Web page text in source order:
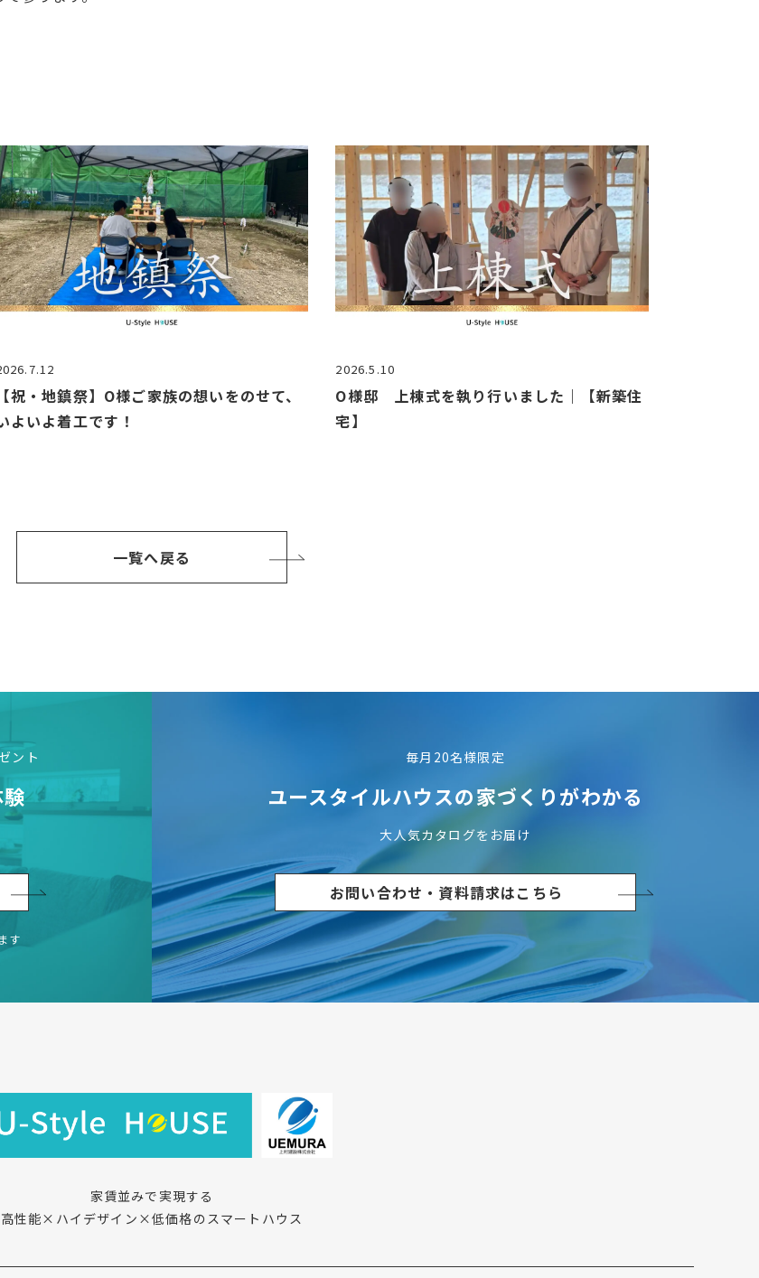
【祝・地鎮祭】O様ご家族の想いをのせて、
よいよ着工です！
2026.5.10
O様邸 上棟式を執り行いました｜【新築住
宅】
一覧へ戻る
ント
す
毎月20名様限定
ユースタイルハウスの家づくりがわかる
大人気カタログをお届け
お問い合わせ・資料請求はこちら
家賃並みで実現する
高性能×ハイデザイン×低価格のスマートハウス